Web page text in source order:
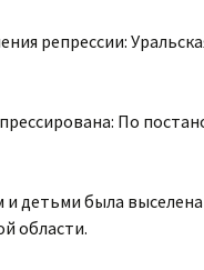
репрессии:
По
и детьми была
области.